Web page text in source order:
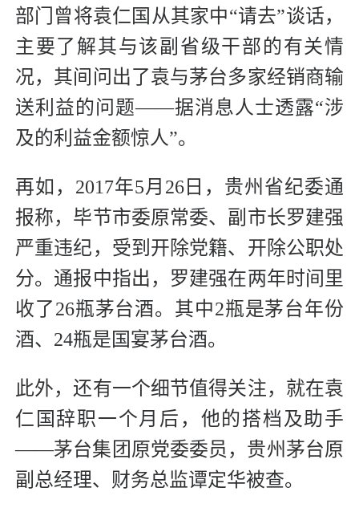
部门曾将袁仁国从其家中“请去”谈话，
主要了解其与该副省级干部的有关情
况，其间问出了袁与茅台多家经销商输
送利益的问题——据消息人士透露“涉
及的利益金额惊人”。
再如，2017年5月26日，贵州省纪委通
报称，毕节市委原常委、副市长罗建强
严重违纪，受到开除党籍、开除公职处
分。通报中指出，罗建强在两年时间里
收了26瓶茅台酒。其中2瓶是茅台年份
酒、24瓶是国宴茅台酒。
此外，还有一个细节值得关注，就在袁
仁国辞职一个月后，他的搭档及助手
——茅台集团原党委委员，贵州茅台原
副总经理、财务总监谭定华被查。